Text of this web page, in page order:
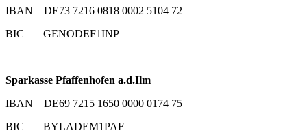
IBAN DE73 7216 0818 0002 5104 72
BIC GENODEF1INP
Sparkasse Pfaffenhofen a.d.Ilm
IBAN DE69 7215 1650 0000 0174 75
BIC BYLADEM1PAF